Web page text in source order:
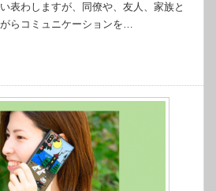
表わしますが、同僚や、友人、家族と
らコミュニケーションを…